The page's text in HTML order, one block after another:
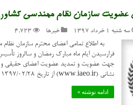
سه شنبه ۱ خرداد ۱۳۹۷ خبرها 4,723
به اطلاع تمامی اعضای محترم سازمان
جهت عضویت و تمدید عضویت اعضای حقیقی و
نشانی (www.iaeo.ir) از تاریخ ۱۳۹۷/۰۲/۲۸ لغایت ۱۳۹۷/۰۳/۲۸ لحاظ گردید.
ادامه نوشته »